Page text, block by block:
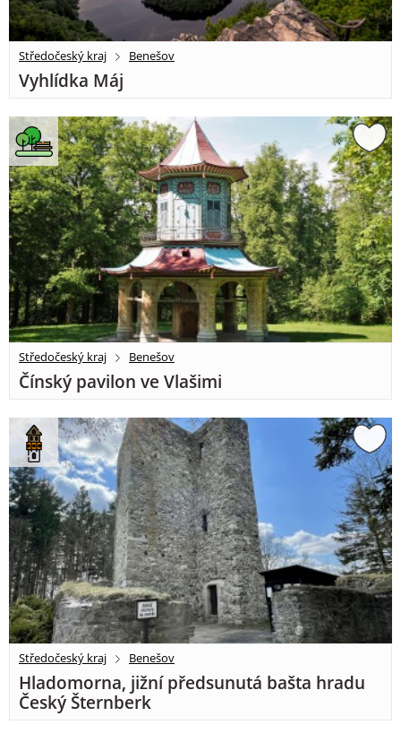
Středočeský kraj Benešov
Vyhlídka Máj
Středočeský kraj Benešov
Čínský pavilon ve Vlašimi
Středočeský kraj Benešov
Hladomorna, jižní předsunutá bašta hradu
Český Šternberk